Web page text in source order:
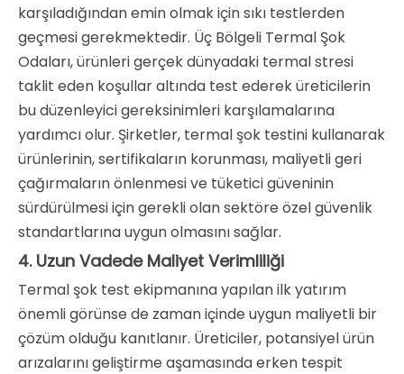
karşıladığından emin olmak için sıkı testlerden
geçmesi gerekmektedir. Üç Bölgeli Termal Şok
Odaları, ürünleri gerçek dünyadaki termal stresi
taklit eden koşullar altında test ederek üreticilerin
bu düzenleyici gereksinimleri karşılamalarına
yardımcı olur. Şirketler, termal şok testini kullanarak
ürünlerinin, sertifikaların korunması, maliyetli geri
çağırmaların önlenmesi ve tüketici güveninin
sürdürülmesi için gerekli olan sektöre özel güvenlik
standartlarına uygun olmasını sağlar.
4. Uzun Vadede Maliyet Verimliliği
Termal şok test ekipmanına yapılan ilk yatırım
önemli görünse de zaman içinde uygun maliyetli bir
çözüm olduğu kanıtlanır. Üreticiler, potansiyel ürün
arızalarını geliştirme aşamasında erken tespit